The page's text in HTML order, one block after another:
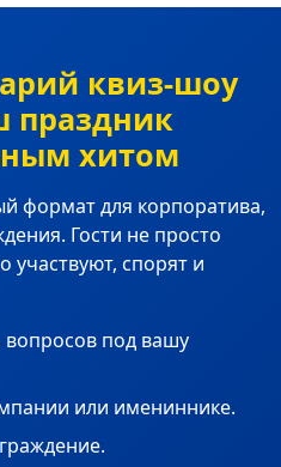
квиз-шоу
праздник
хитом
формат для корпоратива,
Гости не просто
участвуют, спорят и
под вашу
или имениннике.